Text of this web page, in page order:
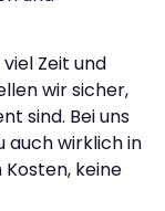
Zeit und
wir sicher,
sind. Bei uns
auch wirklich in
keine